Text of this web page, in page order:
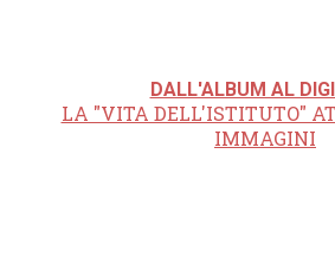
DALL'ALBUM AL
LA "VITA DELL'ISTITUTO"
IMMAGINI